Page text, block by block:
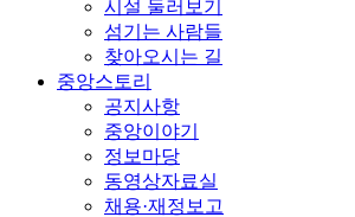
시설 둘러보기
섬기는 사람들
찾아오시는 길
중앙스토리
공지사항
중앙이야기
정보마당
동영상자료실
채용·재정보고